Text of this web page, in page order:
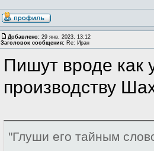
Добавлено: 29 янв, 2023, 13:12
Заголовок сообщения: Re: Иран
Пишут вроде как
производству
"Глуши его тайным